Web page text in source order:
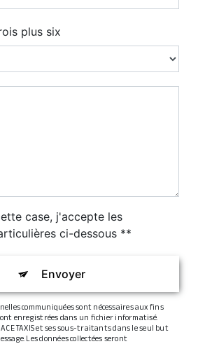
plus six
case, j'accepte les
ci-dessous **
Envoyer
communiquées sont nécessaires aux fins
enregistrées dans un fichier informatisé.
TAXIS et ses sous-traitants dans le seul but
Les données collectées seront